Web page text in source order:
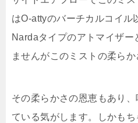
はO-attyのバーチカルコイル
Nardaタイプのアトマイザー
ませんがこのミストの柔らか
その柔らかさの恩恵もあり
ている気がします。しかもち